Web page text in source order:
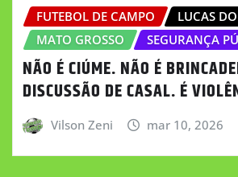
FUTEBOL DE CAMPO
LUCAS
MATO GROSSO
SEGURANÇA
NÃO É CIÚME. NÃO É
DISCUSSÃO DE CASAL. É
Vilson Zeni mar 10, 2026